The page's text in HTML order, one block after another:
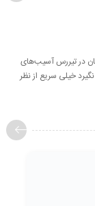
در تیررس آسیب‌های
خیلی سریع از نظر